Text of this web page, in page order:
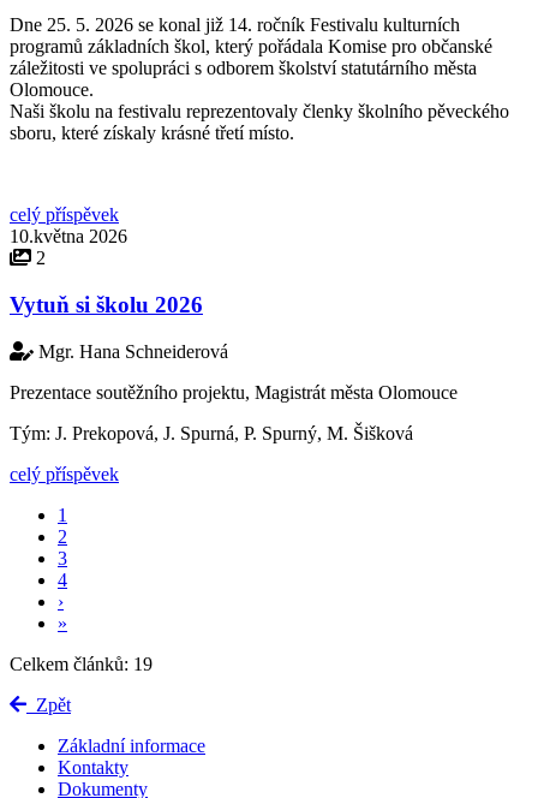
Dne 25. 5. 2026 se konal již 14. ročník Festivalu kulturních
programů základních škol, který pořádala Komise pro občanské
záležitosti ve spolupráci s odborem školství statutárního města
Olomouce.
Naši školu na festivalu reprezentovaly členky školního pěveckého
sboru, které získaly krásné třetí místo.
celý příspěvek
10.května 2026
2
Vytuň si školu 2026
Mgr. Hana Schneiderová
Prezentace soutěžního projektu, Magistrát města Olomouce
Tým: J. Prekopová, J. Spurná, P. Spurný, M. Šišková
celý příspěvek
1
2
3
4
›
»
Celkem článků: 19
Zpět
Základní informace
Kontakty
Dokumenty